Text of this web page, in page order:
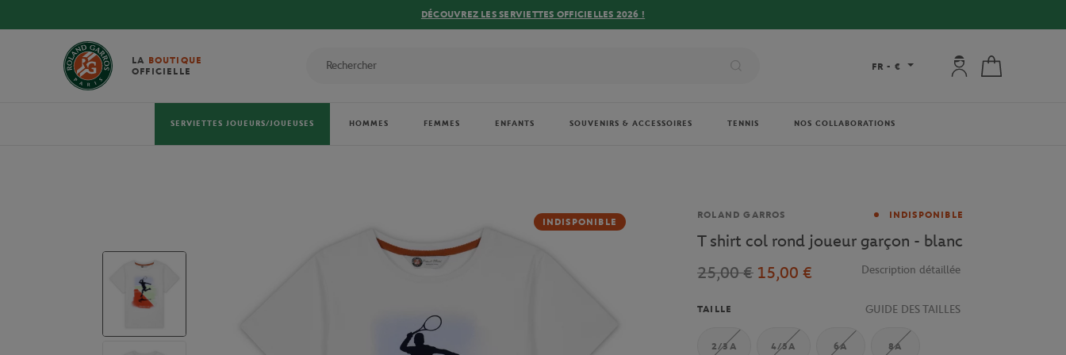
DÉCOUVREZ LES SERVIETTES OFFICIELLES 2026 !
LA BOUTIQUE
OFFICIELLE
FR - € Mon compte : se
SERVIETTES JOUEURS/JOUEUSES HOMMES FEMMES ENFANTS SOUVENIRS & ACCESSOIRES TENNIS NOS COLLABORATIONS
INDISPONIBLE
Marque
ROLAND GARROS INDISPONIBLE
T shirt col rond joueur garçon - blanc
25,00 € 15,00 € Description détaillée
TAILLE GUIDE DES TAILLES
2/3A 4/5A 6A 8A